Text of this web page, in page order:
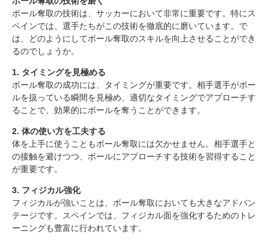
ボール奪取の技術は、サッカーにおいて非常に重要です。特にス
ペインでは、選手たちがこの技術を徹底的に磨いています。で
は、どのようにしてボール奪取のスキルを向上させることができ
るのでしょうか。
1. タイミングを見極める
ボール奪取の成功には、タイミングが重要です。相手選手がボー
ルを扱っている瞬間を見極め、適切なタイミングでアプローチす
ることで、効果的にボールを奪うことができます。
2. 体の使い方を工夫する
体を上手に使うこともボール奪取には欠かせません。相手選手と
の接触を避けつつ、ボールにアプローチする技術を習得すること
が重要です。
3. フィジカル強化
フィジカルが強いことは、ボール奪取においても大きなアドバン
テージです。スペインでは、フィジカル面を強化するためのトレ
ーニングも豊富に行われています。
スペインにおけるサッカー留学の魅力
スペインでのサッカー留学はなぜ重要か
ボール奪取の技術を磨く